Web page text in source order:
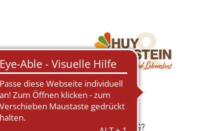
FEHLT IHRE VERANSTALTUNG?